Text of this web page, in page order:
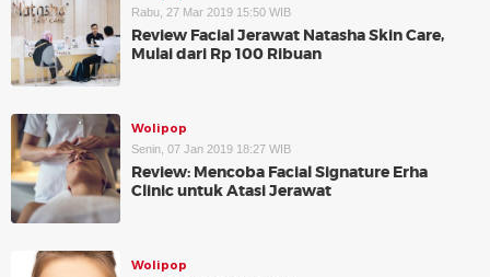
Rabu, 27 Mar 2019 15:50 WIB
Review Facial Jerawat Natasha Skin Care,
Mulai dari Rp 100 Ribuan
Wolipop
Senin, 07 Jan 2019 18:27 WIB
Review: Mencoba Facial Signature Erha
Clinic untuk Atasi Jerawat
Wolipop